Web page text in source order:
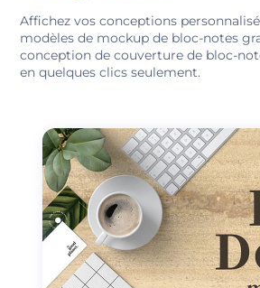
Affichez vos conceptions
modèles de mockup de bloc-notes
conception de couverture de bloc-
en quelques clics seulement.